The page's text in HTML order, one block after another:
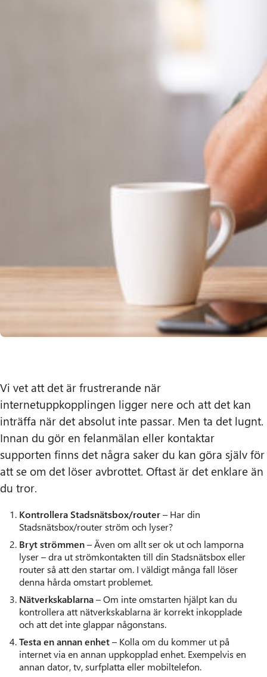
Vi vet att det är frustrerande när
internetuppkopplingen ligger nere och att det kan
inträffa när det absolut inte passar. Men ta det lugnt.
Innan du gör en felanmälan eller kontaktar
supporten finns det några saker du kan göra själv för
att se om det löser avbrottet. Oftast är det enklare än
du tror.
Kontrollera Stadsnätsbox/router– Har din
Stadsnätsbox/router ström och lyser?
Bryt strömmen– Även om allt ser ok ut och lamporna
lyser – dra ut strömkontakten till din Stadsnätsbox eller
router så att den startar om. I väldigt många fall löser
denna hårda omstart problemet.
Nätverkskablarna– Om inte omstarten hjälpt kan du
kontrollera att nätverkskablarna är korrekt inkopplade
och att det inte glappar någonstans.
Testa en annan enhet– Kolla om du kommer ut på
internet via en annan uppkopplad enhet. Exempelvis en
annan dator, tv, surfplatta eller mobiltelefon.